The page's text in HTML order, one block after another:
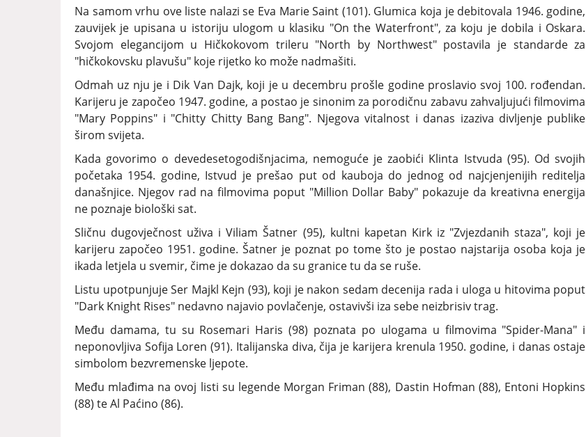
Na samom vrhu ove liste nalazi se Eva Marie Saint (101). Glumica koja je debitovala 1946. godine,
zauvijek je upisana u istoriju ulogom u klasiku "On the Waterfront", za koju je dobila i Oskara.
Svojom elegancijom u Hičkokovom trileru "North by Northwest" postavila je standarde za
"hičkokovsku plavušu" koje rijetko ko može nadmašiti.
Odmah uz nju je i Dik Van Dajk, koji je u decembru prošle godine proslavio svoj 100. rođendan.
Karijeru je započeo 1947. godine, a postao je sinonim za porodičnu zabavu zahvaljujući filmovima
"Mary Poppins" i "Chitty Chitty Bang Bang". Njegova vitalnost i danas izaziva divljenje publike
širom svijeta.
Kada govorimo o devedesetogodišnjacima, nemoguće je zaobići Klinta Istvuda (95). Od svojih
početaka 1954. godine, Istvud je prešao put od kauboja do jednog od najcjenjenijih reditelja
današnjice. Njegov rad na filmovima poput "Million Dollar Baby" pokazuje da kreativna energija
ne poznaje biološki sat.
Sličnu dugovječnost uživa i Viliam Šatner (95), kultni kapetan Kirk iz "Zvjezdanih staza", koji je
karijeru započeo 1951. godine. Šatner je poznat po tome što je postao najstarija osoba koja je
ikada letjela u svemir, čime je dokazao da su granice tu da se ruše.
Listu upotpunjuje Ser Majkl Kejn (93), koji je nakon sedam decenija rada i uloga u hitovima poput
"Dark Knight Rises" nedavno najavio povlačenje, ostavivši iza sebe neizbrisiv trag.
Među damama, tu su Rosemari Haris (98) poznata po ulogama u filmovima "Spider-Mana" i
neponovljiva Sofija Loren (91). Italijanska diva, čija je karijera krenula 1950. godine, i danas ostaje
simbolom bezvremenske ljepote.
Među mlađima na ovoj listi su legende Morgan Friman (88), Dastin Hofman (88), Entoni Hopkins
(88) te Al Paćino (86).